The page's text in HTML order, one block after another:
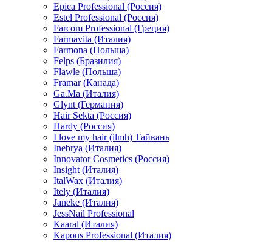
Epica Professional (Россия)
Estel Professional (Россия)
Farcom Professional (Греция)
Farmavita (Италия)
Farmona (Польша)
Felps (Бразилия)
Flawle (Польша)
Framar (Канада)
Ga.Ma (Италия)
Glynt (Германия)
Hair Sekta (Россия)
Hardy (Россия)
I love my hair (ilmh) Тайвань
Inebrya (Италия)
Innovator Cosmetics (Россия)
Insight (Италия)
ItalWax (Италия)
Itely (Италия)
Janeke (Италия)
JessNail Professional
Kaaral (Италия)
Kapous Professional (Италия)